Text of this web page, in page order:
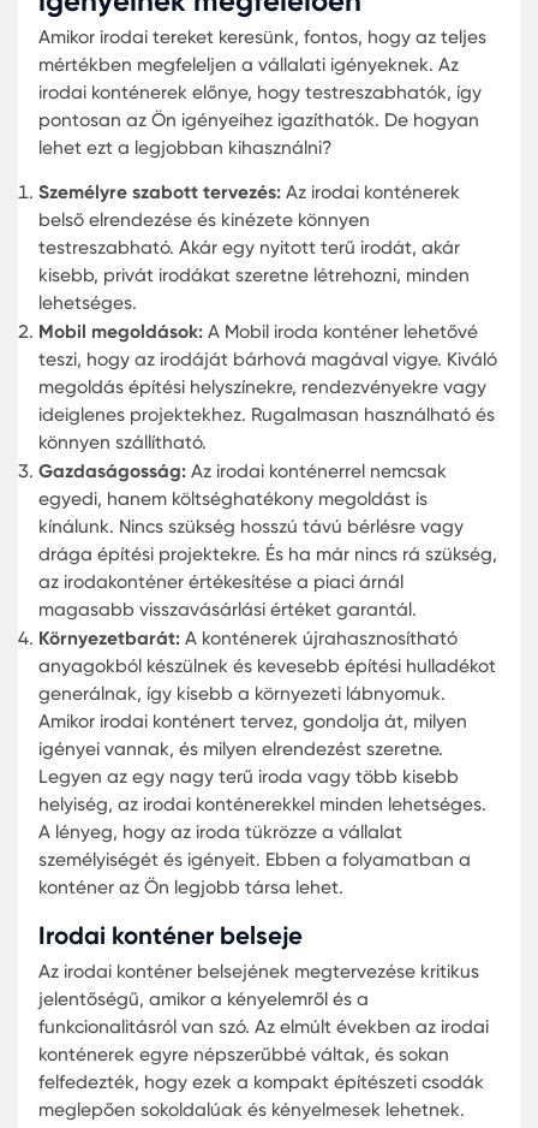
A legjobb irodakonténer
A vállalatok gyorsan növekszenek, és az irodatér
iránti igény szintén növekszik. Ebben a
irodakonténerek rendkívül hasznosak lehetnek.
miért választanak egyre többen irodakonténert,
mi teszi őket a legjobb választássá? Nézzük meg
közelebbről!
Gyorsaság: A legtöbb irodakonténer projekt
sokkal gyorsabban kivitelezhető, mint a
hagyományos építési projektek. Nincs
hosszú tervezési és engedélyezési
Csak válassza ki a kívánt konténert, és
Költséghatékonyság:
általában sokkal költséghatékonyabb, mint
hagyományos irodaépület felépítése.
konténerek kiváló hőszigeteléssel
ami csökkenti az energiafogyasztást és
távon költségeket takarít meg.